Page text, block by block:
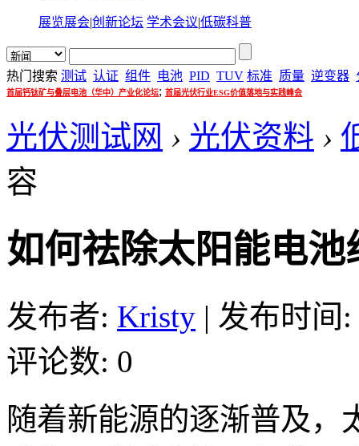
展览展会|创新论坛 学术会议|低碳科普
热门搜索 测试 认证 组件 电池 PID TUV 标准 质量 逆变器
首届钙钛矿与叠层电池（华中）产业化论坛; 首届光伏行业ESG价值落地与实践峰会
光伏测试网 › 光伏资料 ›
容
如何祛除太阳能电
发布者: Kristy | 发布时间:
评论数: 0
随着新能源的逐渐普及，